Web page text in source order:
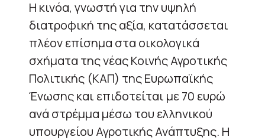
Η κινόα, γνωστή για την υψηλή
διατροφική της αξία, κατατάσσεται
πλέον επίσημα στα οικολογικά
σχήματα της νέας Κοινής Αγροτικής
Πολιτικής (ΚΑΠ) της Ευρωπαϊκής
Ένωσης και επιδοτείται με 70 ευρώ
ανά στρέμμα μέσω του ελληνικού
υπουργείου Αγροτικής Ανάπτυξης. Η